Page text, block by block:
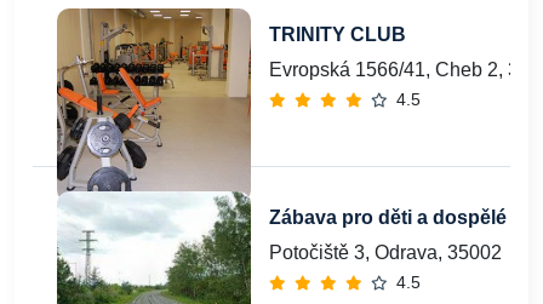
TRINITY CLUB
Evropská 1566/41, Cheb 2,
4.5
Zábava pro děti a dospělé
Potočiště 3, Odrava, 35002
4.5